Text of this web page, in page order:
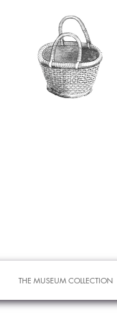
THE MUSEUM COLLECTION